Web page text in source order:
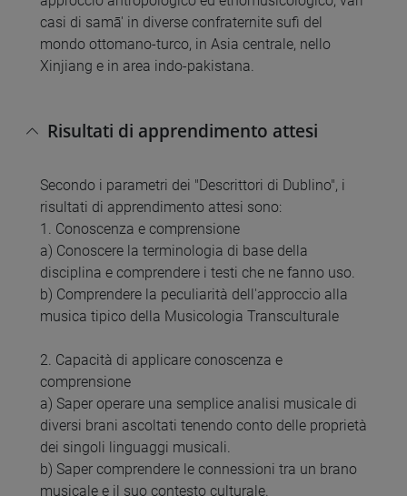
casi di samā' in diverse confraternite sufi del
mondo ottomano-turco, in Asia centrale, nello
Xinjiang e in area indo-pakistana.
Risultati di apprendimento attesi
Secondo i parametri dei "Descrittori di Dublino", i
risultati di apprendimento attesi sono:
1. Conoscenza e comprensione
a) Conoscere la terminologia di base della
disciplina e comprendere i testi che ne fanno uso.
b) Comprendere la peculiarità dell'approccio alla
musica tipico della Musicologia Transculturale
2. Capacità di applicare conoscenza e
comprensione
a) Saper operare una semplice analisi musicale di
diversi brani ascoltati tenendo conto delle proprietà
dei singoli linguaggi musicali.
b) Saper comprendere le connessioni tra un brano
musicale e il suo contesto culturale.